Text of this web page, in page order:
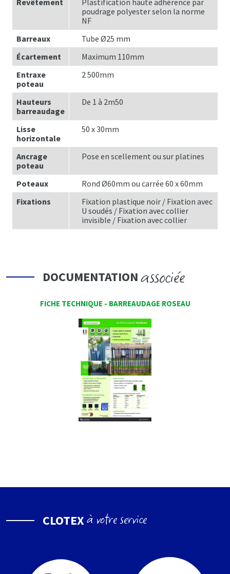
Revêtement
Plastification haute adhérence par
poudrage polyester selon la norme
NF
Barreaux
Tube Ø25 mm
Écartement
Maximum 110mm
Entraxe
poteau
2 500mm
Hauteurs
barreaudage
De 1 à 2m50
Lisse
horizontale
50 x 30mm
Ancrage
poteau
Pose en scellement ou sur platines
Poteaux
Rond Ø60mm ou carrée 60 x 60mm
Fixations
Fixation plastique noir / Fixation avec
U soudés / Fixation avec collier
invisible / Fixation avec collier
DOCUMENTATIONassociée
FICHE TECHNIQUE - BARREAUDAGE ROSEAU
CLOTEXà votre service